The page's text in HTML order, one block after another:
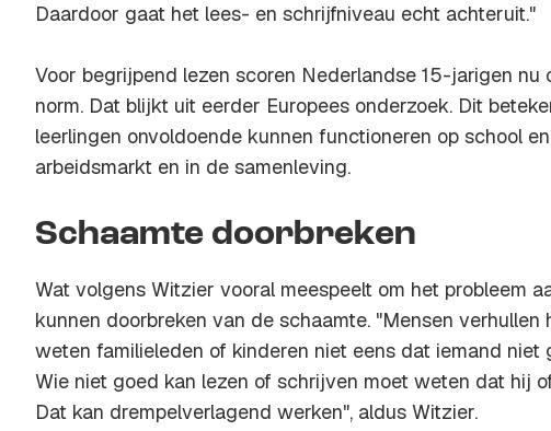
Daardoor gaat het lees- en schrijfniveau echt achteruit."
Voor begrijpend lezen scoren Nederlandse 15-jarigen nu
norm. Dat blijkt uit eerder Europees onderzoek. Dit
leerlingen onvoldoende kunnen functioneren op school
arbeidsmarkt en in de samenleving.
Schaamte doorbreken
Wat volgens Witzier vooral meespeelt om het probleem
kunnen doorbreken van de schaamte. "Mensen verhullen
weten familieleden of kinderen niet eens dat iemand niet
Wie niet goed kan lezen of schrijven moet weten dat hij
Dat kan drempelverlagend werken", aldus Witzier.